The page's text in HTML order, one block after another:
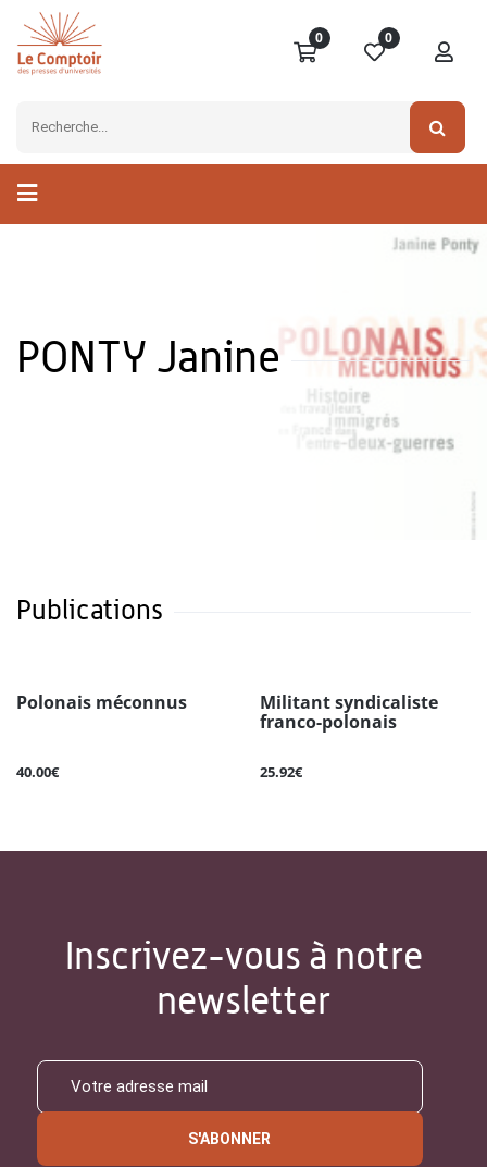
0 0
PONTY Janine
Publications
Polonais méconnus
40.00€
Militant syndicaliste
franco-polonais
25.92€
Inscrivez-vous à notre
newsletter
S'ABONNER